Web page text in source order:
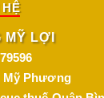
cực tốt : Lớp
chịu va đập tốt
HỆ
MỸ LỢI
Mỹ Phương